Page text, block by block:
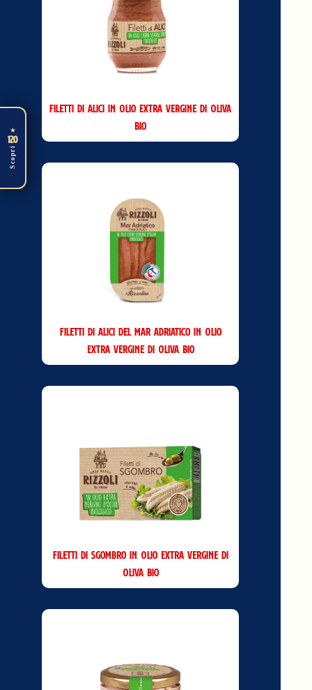
Filetti di Alici in Olio Extra vergine di Oliva
Bio
Filetti di Alici del Mar Adriatico in Olio
Extra Vergine di Oliva Bio
Filetti di Sgombro in Olio Extra Vergine di
Oliva Bio
★
120
Scopri